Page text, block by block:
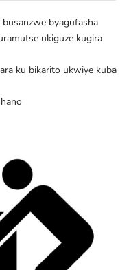
byagufasha
ukiguze kugira
ku bikarito ukwiye kuba